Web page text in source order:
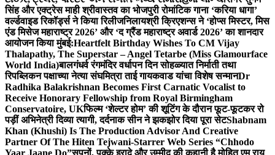
सिंह और एक्ट्रेस माही श्रीवास्तव का भोजपुरी रोमांटिक गाना ‘करिया धागा’
वर्ल्डवाइड रिकॉर्ड्स ने किया रिलीजनिलायश्री क्रिएशन्स ने ‘होप्स मिस्टर, मिस
एंड मिसेज महाराष्ट्र 2026’ और ‘द ग्रैंड महाराष्ट्र अवार्ड 2026’ का शानदार
आयोजन किया मुंबई:Heartfelt Birthday Wishes To CM Vijay
Thalapathy, The Superstar – Angel Tetarbe (Miss Glamourface
World India)बालगंधर्व रंगमंदिर वर्धापन दिन सोहळ्यात निर्माती तथा
रिपब्लिकन पक्षाच्या नेत्या संघमित्रा ताई गायकवाड यांचा विशेष सन्मानDr
Radhika Balakrishnan Becomes First Carnatic Vocalist to
Receive Honorary Fellowship from Royal Birmingham
Conservatoire, UKफिल्म ‘शेल्टर होम’ की शूटिंग के दौरान फूट-फूटकर रो
पड़ीं अभिनेत्री दिव्या त्यागी, दर्दनाक सीन ने झकझोर दिया पूरा सेटShabnam
Khan (Khushi) Is The Production Advisor And Creative
Partner Of The Hiten Tejwani-Starrer Web Series “Chhodo
Yaar Jaane Do”सपनों, पक्के इरादे और उम्मीद की कहानी है मोहित एम राय